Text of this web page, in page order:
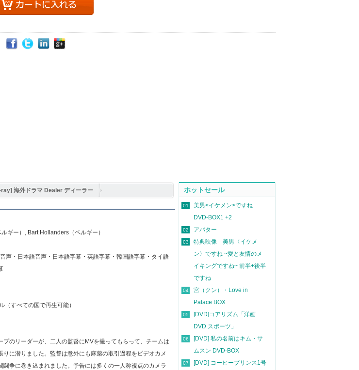
海外ドラマ Dealer ディーラー
ルギー） , Bart Hollanders （ベルギー）
声 ・ 日本語音声 ・ 日本語字幕 ・ 英語字幕 ・ 韓国語字幕 ・ タイ語
（すべての国で再生可能）
プのリーダーが、二人の監督に MVを撮ってもらって、チームは
に潜りました。監督は意外にも麻薬の取引過程をビデオカメ
争に巻き込まれました。予告には多くの一人称視点のカメラ
ホットセール
01
美男<イケメン>ですね
DVD-BOX1 +2
02 アバター
03
特典映像 美男〈イケメ
ン〉ですね ~愛と友情のメ
イキングですね~ 前半+後半
ですね
04
宮（クン）・Love in
Palace BOX
05
[DVD]コアリズム「洋画
DVD スポーツ」
06
[DVD] 私の名前はキム・サ
ムスン DVD-BOX
07
[DVD] コーヒープリンス1号